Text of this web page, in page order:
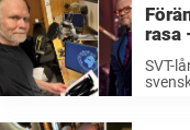
rasa
SVT-